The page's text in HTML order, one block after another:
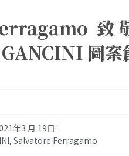
致
圖案
年3 月 19日
, Salvatore Ferragamo